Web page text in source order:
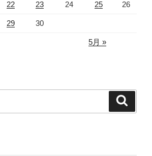
22 23 24 25 26
29 30
5月 »